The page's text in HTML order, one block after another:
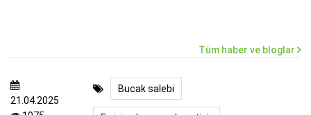
Tüm haber ve bloglar
21.04.2025
Bucak salebi